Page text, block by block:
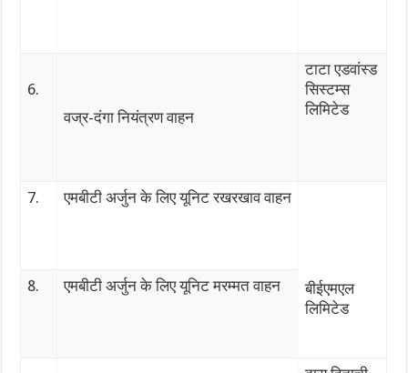
6.
वज्र-दंगा नियंत्रण वाहन
टाटा एडवांस्ड
सिस्टम्स
लिमिटेड
7. एमबीटी अर्जुन के लिए यूनिट रखरखाव वाहन
बीईएमएल
लिमिटेड
8. एमबीटी अर्जुन के लिए यूनिट मरम्मत वाहन